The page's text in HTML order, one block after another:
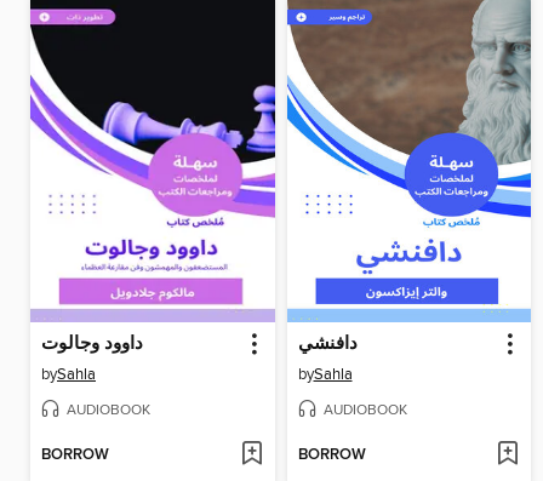
داوود وجالوت
bySahla
AUDIOBOOK
BORROW
دافنشي
bySahla
AUDIOBOOK
BORROW